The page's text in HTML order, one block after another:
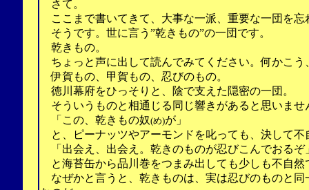
さて。
ここまで書いてきて、大事な一派、重要な一団を忘
そうです。世に言う”乾きもの”の一団です。
乾きもの。
ちょっと声に出して読んでみてください。何かこう
伊賀もの、甲賀もの、忍びのもの。
徳川幕府をひっそりと、陰で支えた隠密の一団。
そういうものと相通じる同じ響きがあると思いませ
「この、乾きもの奴(め)が」
と、ピーナッツやアーモンドを叱っても、決して不
「出会え、出会え。乾きのものが忍びこんでおるぞ
と海苔缶から品川巻をつまみ出しても少しも不自然
なぜかと言うと、乾きものは、実は忍びのものと同